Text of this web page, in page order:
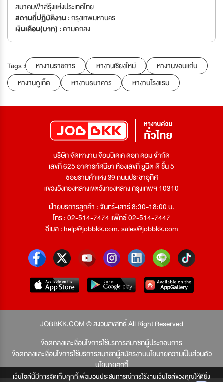
เว็บไซต์นี้มีการจัดเก็บคุกกี้เพื่อมอบประสบการณ์การใช้งานเว็บไซต์ของคุณให้ดียิ่ง
สมาคมฟ้าสีรุ้งแห่งประเทศไทย
สถานที่ปฏิบัติงาน :กรุงเทพมหานคร
เงินเดือน(บาท) :ตามตกลง
Tags : หางานราชการ หางานเชียงใหม่
หางานขอนแก่น
หางานภูเก็ต
หางานธนาคาร หางานโรงแรม
บริษัท จัดหางาน จ๊อบบีเคเค ดอท คอม จำกัด
เลขที่ 625 อาคารทัศนียา ห้องเลขที่ ยูนิต ดี ชั้น 5
ซอยรามคำแหง 39 ถนนประชาอุทิศ
แขวงวังทองหลางเขตวังทองหลาง กรุงเทพฯ 10310
ฝ่ายบริการลูกค้า : จันทร์-เสาร์ 8:30-18:00 น.
โทร : 02-514-7474 แฟ็กซ์ 02-514-7447
อีเมล :help@jobbkk.com,sales@jobbkk.com
JOBBKK.COM © สงวนลิขสิทธิ์ All Right Reserved
ข้อตกลงและเงื่อนไขการใช้บริการสมาชิกผู้ประกอบการ
ข้อตกลงและเงื่อนไขการใช้บริการสมาชิกผู้สมัครงานนโยบายความเป็นส่วนตัว
นโยบายคุกกี้